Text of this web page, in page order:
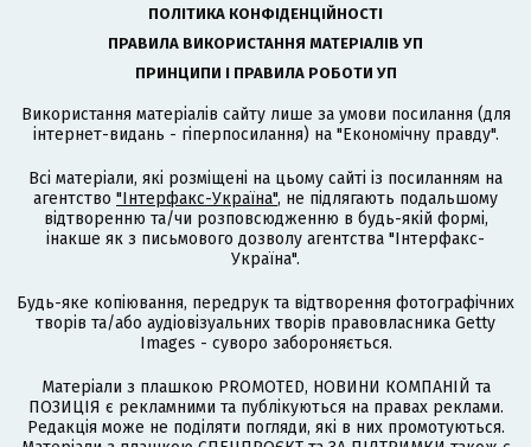
ПОЛІТИКА КОНФІДЕНЦІЙНОСТІ
ПРАВИЛА ВИКОРИСТАННЯ МАТЕРІАЛІВ УП
ПРИНЦИПИ І ПРАВИЛА РОБОТИ УП
Використання матеріалів сайту лише за умови посилання (для
інтернет-видань - гіперпосилання) на "Економічну правду".
Всі матеріали, які розміщені на цьому сайті із посиланням на
агентство "Інтерфакс-Україна", не підлягають подальшому
відтворенню та/чи розповсюдженню в будь-якій формі,
інакше як з письмового дозволу агентства "Інтерфакс-
Україна".
Будь-яке копіювання, передрук та відтворення фотографічних
творів та/або аудіовізуальних творів правовласника Getty
Images - суворо забороняється.
Матеріали з плашкою PROMOTED, НОВИНИ КОМПАНІЙ та
ПОЗИЦІЯ є рекламними та публікуються на правах реклами.
Редакція може не поділяти погляди, які в них промотуються.